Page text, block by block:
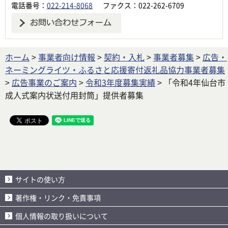
電話番号： 022-214-8068 ファクス：022-262-6709
ホーム >事業者向け情報 > 契約・入札>事業者募集 > 広告・
ネーミングライツ・ふるさと応援寄付返礼品協力事業者募集
> 広告事業のご案内 >令和3年度募集実績> 「令和4年仙台市
成人式案内状送付用封筒」提供者募集
サイトの使い方
著作権・リンク・免責事項
個人情報の取り扱いについて